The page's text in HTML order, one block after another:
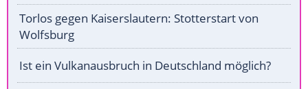
Torlos gegen Kaiserslautern: Stotterstart von
Wolfsburg
Ist ein Vulkanausbruch in Deutschland möglich?